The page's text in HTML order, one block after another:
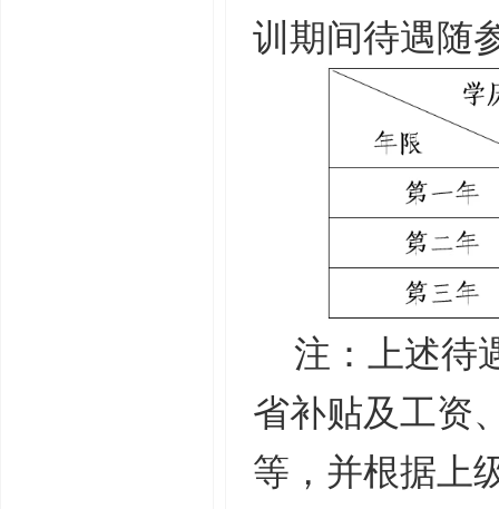
训期间待遇随
注：上述待
省补贴及工资
等，并根据上